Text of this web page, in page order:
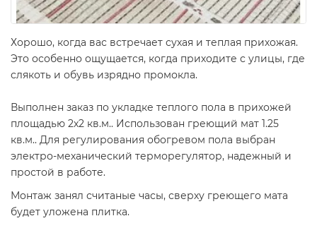
Хорошо, когда вас встречает сухая и теплая прихожая.
Это особенно ощущается, когда приходите с улицы, где
слякоть и обувь изрядно промокла.
Выполнен заказ по укладке теплого пола в прихожей
площадью 2х2 кв.м.. Использован греющий мат 1.25
кв.м.. Для регулирования обогревом пола выбран
электро-механический терморегулятор, надежный и
простой в работе.
Монтаж занял считаные часы, сверху греющего мата
будет уложена плитка.